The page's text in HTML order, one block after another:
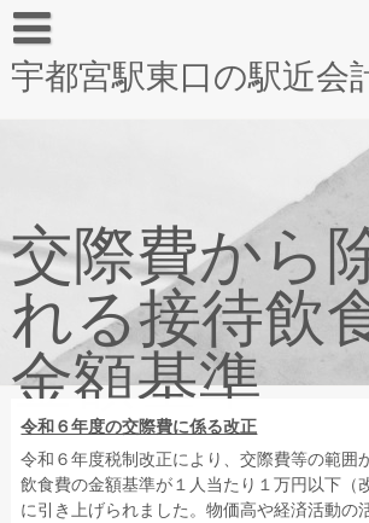
宇都宮駅東口の駅近会
交際費から
れる接待飲
金額基準
令和６年度の交際費に係る改正
令和６年度税制改正により、交際費等の範囲
飲食費の金額基準が１人当たり１万円以下（改
に引き上げられました。物価高や経済活動の